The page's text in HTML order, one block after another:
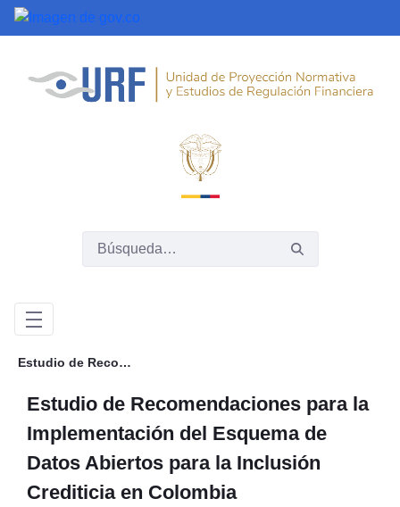
Saltar al contenido principal
Estudio de Recomendaciones para la Implementación del Esquema de Datos Abiertos para la Inclusión Crediticia en Colombia
Estudio de Recomendaciones para la
Implementación del Esquema de
Datos Abiertos para la Inclusión
Crediticia en Colombia